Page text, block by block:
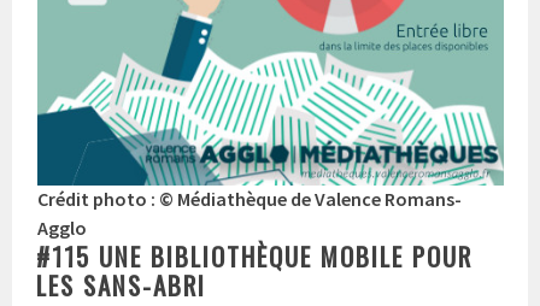
Crédit photo : © Médiathèque de Valence Romans-
Agglo
#115 UNE BIBLIOTHÈQUE MOBILE POUR
LES SANS-ABRI